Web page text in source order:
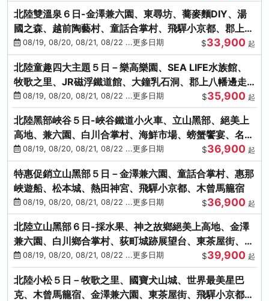
北陸雙溫泉６日-金澤兼六園、東尋坊、蕎麥麵DIY、湯
國之森、越前陶藝村、童話合掌村、飛驒小京都、郡上八
幡08/19, 08/20, 08/21, 08/22 ...更多日期 $33,900 起
北陸童趣四大主題５日－樂高樂園、SEA LIFE水族館、
牧歌之里、JR磁浮鐵道館、大鐘乳石洞、郡上八幡邊走
邊吃08/19, 08/20, 08/21, 08/22 ...更多日期 $35,900 起
北陸黑部峽谷５日-峽谷鐵道小火車、立山黑部、絕美上
高地、兼六園、白川合掌村、海鮮市場、螃蟹饗宴、名湯
雙溫泉
08/19, 08/20, 08/21, 08/22 ...更多日期 $36,900 起
特惠促銷立山黑部５日－金澤兼六園、童話合掌村、惠那
峽遊船、松本城、熱田神宮、飛驒小京都、木曾馬籠宿
08/19, 08/20, 08/21, 08/22 ...更多日期 $36,900 起
北陸立山黑部６日-採水果、神之故鄉絕美上高地、金澤
兼六園、白川鄉合掌村、荻町城跡展望台、東茶屋街、名
花之里絢爛花海
08/19, 08/20, 08/21, 08/22 ...更多日期 $39,900 起
北陸小松５日－牧歌之里、國寶犬山城、世界最美星巴
克、木曾馬籠宿、金澤兼六園、東茶屋街、飛驒小京都、